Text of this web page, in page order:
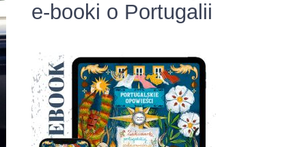
e-booki o Portugalii